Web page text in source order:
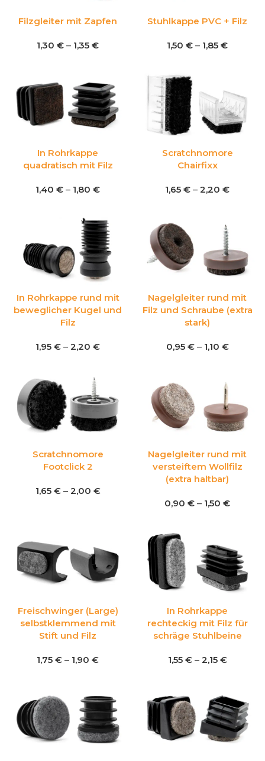
Filzgleiter mit Zapfen
1,30 € – 1,35 €
Stuhlkappe PVC + Filz
1,50 € – 1,85 €
In Rohrkappe
quadratisch mit Filz
1,40 € – 1,80 €
Scratchnomore
Chairfixx
1,65 € – 2,20 €
In Rohrkappe rund mit
beweglicher Kugel und
Filz
1,95 € – 2,20 €
Nagelgleiter rund mit
Filz und Schraube (extra
stark)
0,95 € – 1,10 €
Scratchnomore
Footclick 2
1,65 € – 2,00 €
Nagelgleiter rund mit
versteiftem Wollfilz
(extra haltbar)
0,90 € – 1,50 €
Freischwinger (Large)
selbstklemmend mit
Stift und Filz
1,75 € – 1,90 €
In Rohrkappe
rechteckig mit Filz für
schräge Stuhlbeine
1,55 € – 2,15 €